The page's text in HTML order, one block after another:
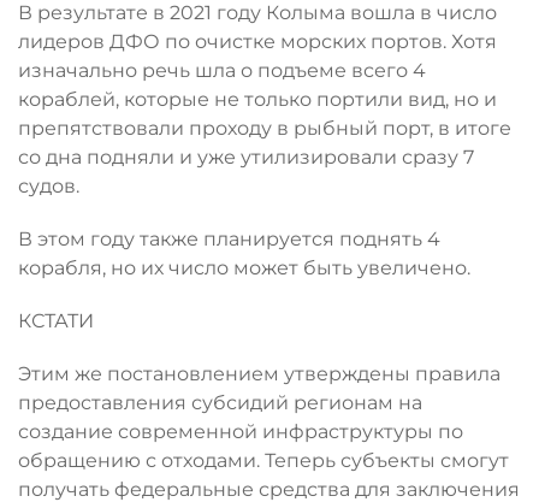
В результате в 2021 году Колыма вошла в число
лидеров ДФО по очистке морских портов. Хотя
изначально речь шла о подъеме всего 4
кораблей, которые не только портили вид, но и
препятствовали проходу в рыбный порт, в итоге
со дна подняли и уже утилизировали сразу 7
судов.
В этом году также планируется поднять 4
корабля, но их число может быть увеличено.
КСТАТИ
Этим же постановлением утверждены правила
предоставления субсидий регионам на
создание современной инфраструктуры по
обращению с отходами. Теперь субъекты смогут
получать федеральные средства для заключения